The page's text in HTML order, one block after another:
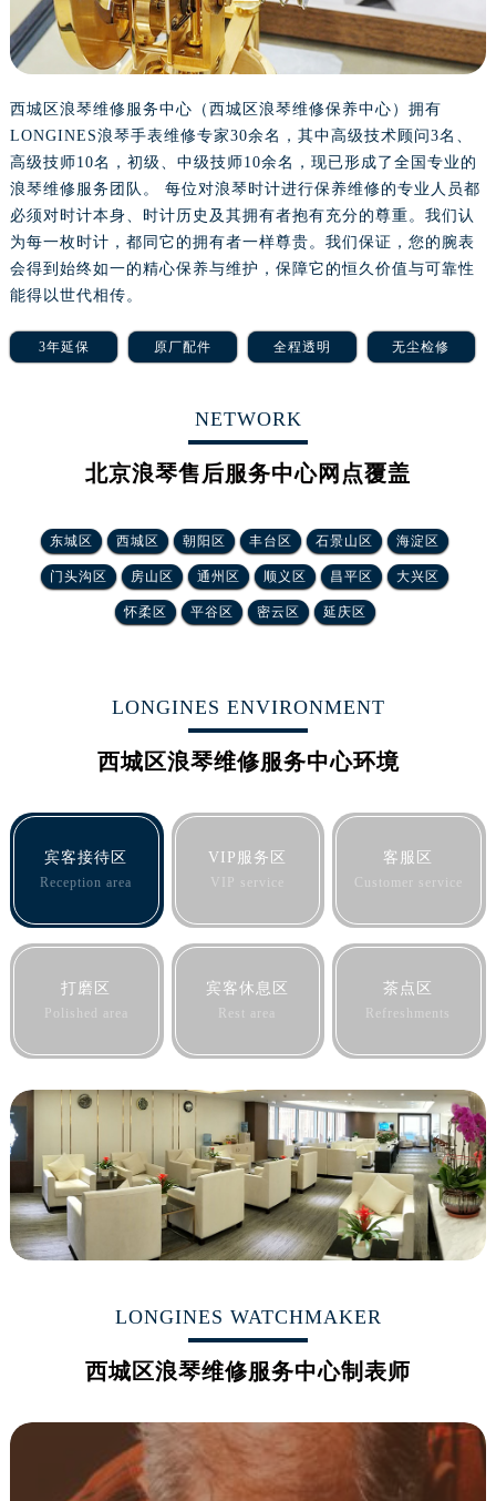
西城区浪琴维修服务中心（西城区浪琴维修保养中心）拥有
LONGINES浪琴手表维修专家30余名，其中高级技术顾问3名、
高级技师10名，初级、中级技师10余名，现已形成了全国专业的
浪琴维修服务团队。 每位对浪琴时计进行保养维修的专业人员都
必须对时计本身、时计历史及其拥有者抱有充分的尊重。我们认
为每一枚时计，都同它的拥有者一样尊贵。我们保证，您的腕表
会得到始终如一的精心保养与维护，保障它的恒久价值与可靠性
能得以世代相传。
3年延保 原厂配件 全程透明 无尘检修
NETWORK
北京浪琴售后服务中心网点覆盖
东城区 西城区 朝阳区 丰台区 石景山区 海淀区
门头沟区 房山区 通州区 顺义区 昌平区 大兴区
怀柔区 平谷区 密云区 延庆区
LONGINES ENVIRONMENT
西城区浪琴维修服务中心环境
宾客接待区
Reception area
VIP服务区
VIP service
客服区
Customer service
打磨区
Polished area
宾客休息区
Rest area
茶点区
Refreshments
LONGINES WATCHMAKER
西城区浪琴维修服务中心制表师